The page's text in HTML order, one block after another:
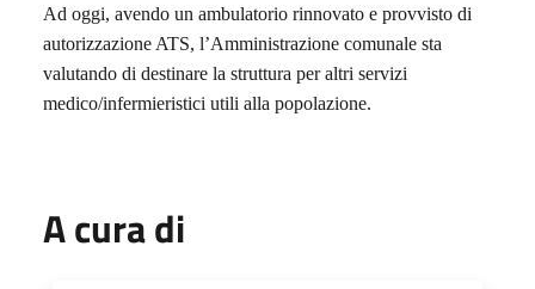
Ad oggi, avendo un ambulatorio rinnovato e provvisto di
autorizzazione ATS, l’Amministrazione comunale sta
valutando di destinare la struttura per altri servizi
medico/infermieristici utili alla popolazione.
A cura di